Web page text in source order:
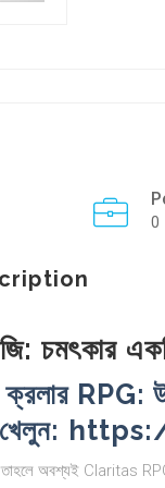
0
চমৎকার
ক্রলার RPG:
খেলুন:
অবশ্যই Claritas